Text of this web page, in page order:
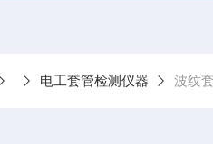
电工套管检测仪器 波纹